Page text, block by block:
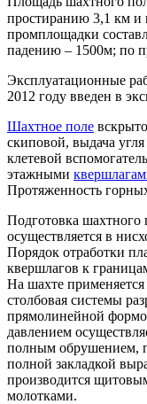
простиранию 3,1 км
промплощадки
падению – 1500м; по
Эксплуатационные
2012 году введен в
Шахтное поле
скиповой, выдача
клетевой
этажными
Протяженность
Подготовка шахтного
осуществляется в
Порядок отработки
квершлагов к
На шахте
столбовая системы
прямолинейной
давлением
полным обрушением,
полной закладкой
производится
молотками.